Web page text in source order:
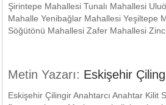
Şirintepe Mahallesi Tunalı Mahallesi
Mahalle Yenibağlar Mahallesi Yeşiltepe
Söğütönü Mahallesi Zafer Mahallesi
Metin Yazarı: Eskişehir
Eskişehir Çilingir Anahtarcı Anahtar Kilit